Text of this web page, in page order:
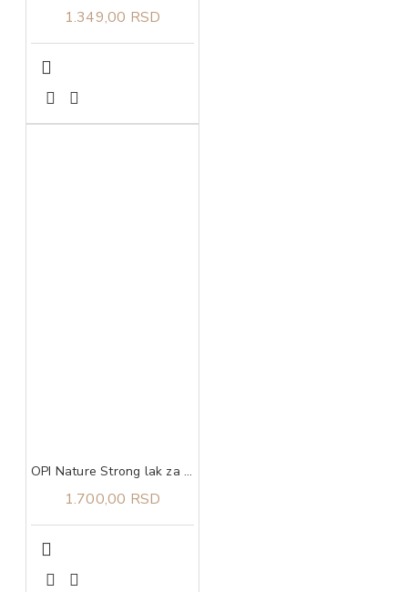
1.349,00 RSD
OPI Nature Strong lak za nokte Strong as Shell
1.700,00 RSD